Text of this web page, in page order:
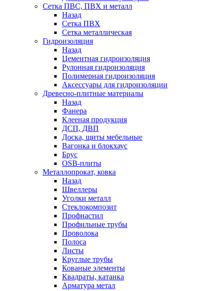
Сетка ПВС, ПВХ и металл
Назад
Сетка ПВХ
Сетка металлическая
Гидроизоляция
Назад
Цементная гидроизоляция
Рулонная гидроизоляция
Полимерная гидроизоляция
Аксессуары для гидроизоляции
Древесно-плитные материалы
Назад
Фанера
Клееная продукция
ДСП, ДВП
Доска, щиты мебельные
Вагонка и блокхаус
Брус
OSB-плиты
Металлопрокат, ковка
Назад
Швеллеры
Уголки металл
Стеклокомпозит
Профнастил
Профильные трубы
Проволока
Полоса
Листы
Круглые трубы
Кованые элементы
Квадраты, катанка
Арматура метал